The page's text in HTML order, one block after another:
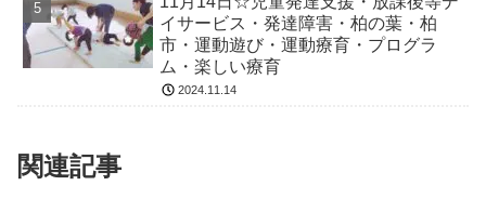
イサービス・発達障害・柏の葉・柏
市・運動遊び・運動療育・プログラ
ム・楽しい療育
2024.11.14
関連記事